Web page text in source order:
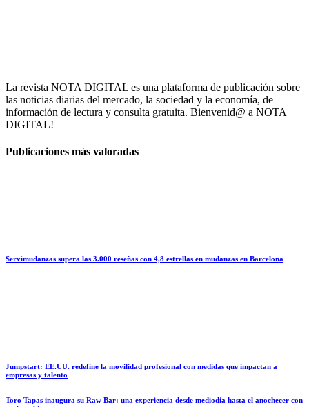
La revista NOTA DIGITAL es una plataforma de publicación sobre
las noticias diarias del mercado, la sociedad y la economía, de
información de lectura y consulta gratuita. Bienvenid@ a NOTA
DIGITAL!
Publicaciones más valoradas
Servimudanzas supera las 3.000 reseñas con 4,8 estrellas en mudanzas en Barcelona
Jumpstart: EE.UU. redefine la movilidad profesional con medidas que impactan a
empresas y talento
Toro Tapas inaugura su Raw Bar: una experiencia desde mediodía hasta el anochecer con